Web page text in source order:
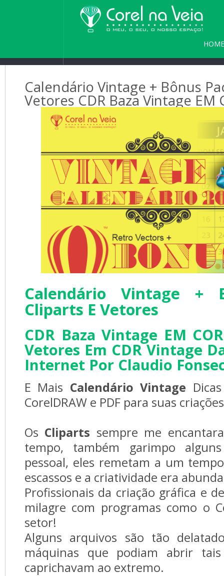
HOME
Calendário Vintage + Bônus
Vetores CDR Baza Vintage EM
Calendário Vintage +
Cliparts E Vetores
CDR Baza Vintage EM
Vetores Em CDR Vintage
Internet Por Claudio
E Mais Calendário Vintage
CorelDRAW e PDF para suas
Os Cliparts sempre me
tempo, também garimpo
pessoal, eles remetam a um
escassos e a criatividade era
Profissionais da criação gráfica e
milagre com programas como o
setor!
Alguns arquivos são tão
máquinas que podiam abrir
caprichavam ao extremo.